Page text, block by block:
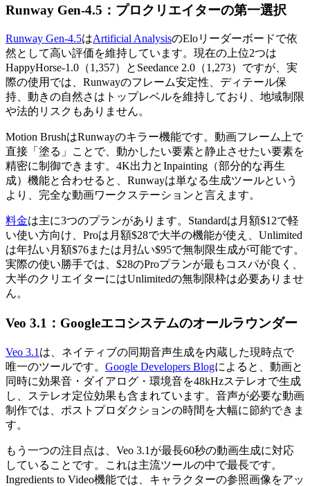
Runway Gen-4.5：プロクリエイターの第一選択
Runway Gen-4.5はArtificial AnalysisのEloリーダーボードで依
然として高い評価を維持しています。現在の上位2つは
HappyHorse-1.0（1,357）とSeedance 2.0（1,273）ですが、実
際の使用では、Runwayのフレーム安定性、ディテール保
持、動きの自然さはトップレベルを維持しており、地域制限
や法的リスクもありません。
Motion BrushはRunwayのキラー機能です。動画フレーム上で
直接「塗る」ことで、動かしたい要素と静止させたい要素を
精密に制御できます。4K出力とInpainting（部分的な再生
成）機能と合わせると、Runwayは単なる生成ツールという
より、完全な動画ワークステーションと言えます。
料金は主に3つのプランがあります。Standardは月額$12で軽
い使い方向け、Proは月額$28で大半の機能が使え、Unlimited
は年払い月額$76または月払い$95で無制限生成が可能です。
実際の使い勝手では、$28のProプランが最もコスパが良く、
大半のクリエイターにはUnlimitedの無制限枠は必要ありませ
ん。
Veo 3.1：Googleエコシステムのオールラウンダー
Veo 3.1 は、ネイティブの同期音声生成を内蔵した現時点で
唯一のツールです。 Google Developers Blogによると、動画と
同時に効果音・ダイアログ・環境音を48kHzステレオで生成
し、ステレオ定位効果も含まれています。音声が必要な動画
制作では、ポストプロダクションの時間を大幅に節約できま
す。
もう一つの注目点は、Veo 3.1が最長60秒の動画生成に対応
していることです。これは主流ツールの中で最長です。
Ingredients to Video機能では、キャラクターの参照画像をアッ